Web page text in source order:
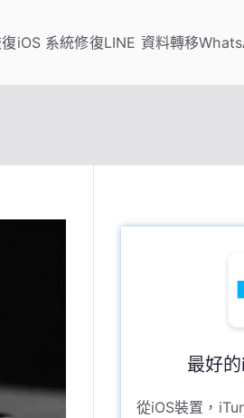
擬定位改變、資料救援軟體
iOS 系統修復LINE 資料轉移
最好
從iOS裝置，